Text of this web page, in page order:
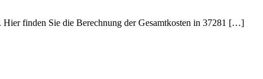
Hier finden Sie die Berechnung der Gesamtkosten in 37281 […]